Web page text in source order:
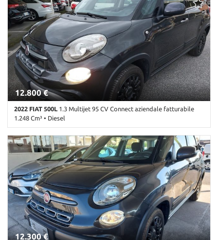
Alzacristalli elettrici • Autoradio • Autoradio digitale • Bluetooth •
Chiusura centralizzata • Climatizzatore • Controllo trazione • Cruise
Control • ESP • Immobilizzatore elettronico • Servosterzo •
Start/Stop Automatico • USB
12.800 €
2022 FIAT 500L 1.3 Multijet 95 CV Connect aziendale fatturabile
1.248 Cm³ • Diesel
113.000 Km • Cambio Manuale (5) • Antracite metallizzato • 5 Porte
• ABS • Airbag • Airbag laterali • Airbag Passeggero • Airbag testa
• Alzacristalli elettrici • Autoradio • Bluetooth • Chiusura
centralizzata • Climatizzatore • Controllo trazione • Cruise Control
• ESP • Immobilizzatore elettronico • Servosterzo • Start/Stop
Automatico • USB • Volante in pelle
12.300 €